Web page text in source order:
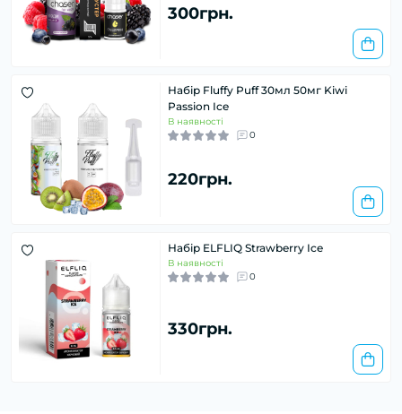
300грн.
Набір Fluffy Puff 30мл 50мг Kiwi
Passion Ice
В наявності
0
220грн.
Набір ELFLIQ Strawberry Ice
В наявності
0
330грн.